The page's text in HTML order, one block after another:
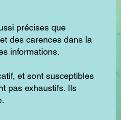
précises que
des carences dans la
informations.
et sont susceptibles
pas exhaustifs. Ils